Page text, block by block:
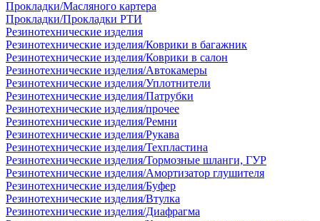
Прокладки/Масляного картера
Прокладки/Прокладки РТИ
Резинотехнические изделия
Резинотехнические изделия/Коврики в багажник
Резинотехнические изделия/Коврики в салон
Резинотехнические изделия/Автокамеры
Резинотехнические изделия/Уплотнители
Резинотехнические изделия/Патрубки
Резинотехнические изделия/прочее
Резинотехнические изделия/Ремни
Резинотехнические изделия/Рукава
Резинотехнические изделия/Техпластина
Резинотехнические изделия/Тормозные шланги, ГУР
Резинотехнические изделия/Амортизатор глушителя
Резинотехнические изделия/Буфер
Резинотехнические изделия/Втулка
Резинотехнические изделия/Диафрагма